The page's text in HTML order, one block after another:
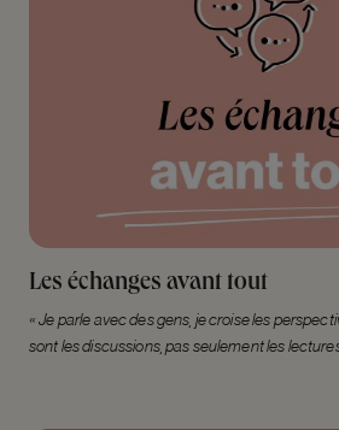
Les échanges avant tout
« Je parle avec des gens, je croise les
sont les discussions, pas seulement les